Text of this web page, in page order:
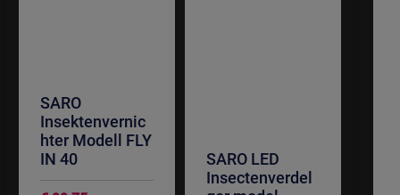
SARO
Insektenvernic
hter Modell FLY
IN 40
SARO LED
Insectenverdel